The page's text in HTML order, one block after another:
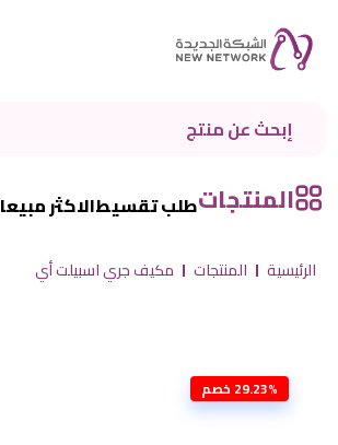
المنتجاتطلب تقسيطالاكثر مبيعا
الرئيسية المنتجات مكيف جري اسبيلت أي
29.23% خصم